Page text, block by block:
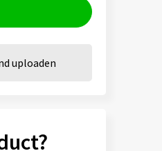
uploaden